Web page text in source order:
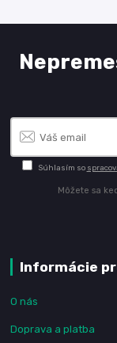
Súhlasím so
Môžete sa
Informácie
O nás
Doprava a platba